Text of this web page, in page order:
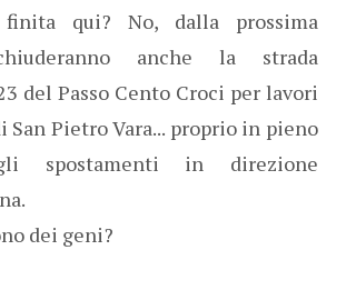
finita qui? No, dalla prossima
anche la strada
del Passo Cento Croci per lavori
San Pietro Vara... proprio in pieno
spostamenti in direzione
dei geni?